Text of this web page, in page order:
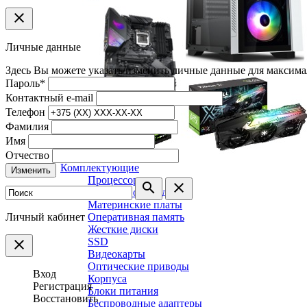
Комплектующие
Процессоры
Системы охлаждения
Материнские платы
Оперативная память
Жесткие диски
SSD
Видеокарты
Оптические приводы
Корпуса
Блоки питания
Беспроводные адаптеры
clear
Личные данные
Здесь Вы можете указать/изменить личные данные для
Пароль*
Контактный e-mail
Телефон
Фамилия
Имя
Отчество
Изменить
search clear
Личный кабинет
clear
Вход
Регистрация
Восстановить